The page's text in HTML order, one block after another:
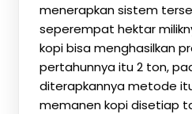
menerapkan sistem
seperempat hektar
kopi bisa menghasilkan
pertahunnya itu 2 ton,
diterapkannya metode
memanen kopi disetiap